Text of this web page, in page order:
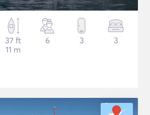
37 ft
11 m
6 3 3